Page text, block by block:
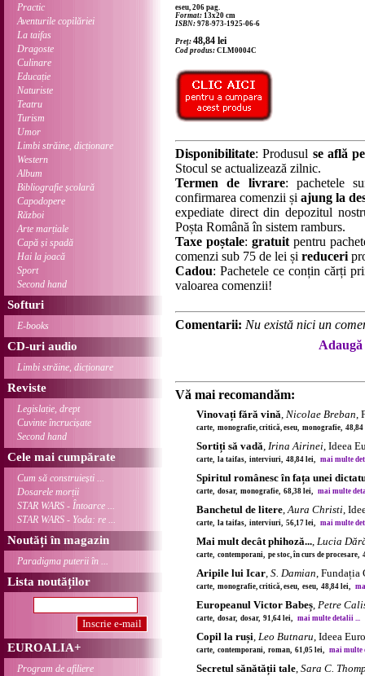
Practic
Aventurile copilăriei
La taifas
Dragoste
Culinare
Educație
Naturiste
Teatru
Turism
Umor
Limbi străine, dicționare
Western
Album
Bibliografie școlară
Capodopere
Război
Arte marțiale
Capă și spadă
Hai la joacă
Sport
Second hand
Softuri
E-books
CD-uri audio
Limbi străine, dicționare
Reviste
Legislație, drept
Cuvinte încrucișate
Second hand
Cele mai cumpărate
Cum să construiești ...
Dosarele morții
STAR WARS - Întoarce ...
STAR WARS - Yoda: re ...
Noutăți în magazin
Paradigma puterii în ...
Lista noutăților
EUROALIA+
Program de afiliere
eseu, 206 pag.
Format: 13x20 cm
ISBN: 978-973-1925-06-6
Preț: 48,84 lei
Cod produs: CLM0004C
Disponibilitate: Produsul se află
Stocul se actualizează zilnic.
Termen de livrare: pachetele
confirmarea comenzii șiajung la
expediate direct din depozitul
Poșta Română în sistem ramburs.
Taxe poștale: gratuitpentru
comenzi sub 75 de lei și reduceri
Cadou: Pachetele ce conțin cărți
valoarea comenzii!
Comentarii: Nu există nici un
Vă mai recomandăm:
Vinovați fără vină, Nicolae Breban,
carte, monografie, critică, eseu, monografie,
Sortiți să vadă, Irina Airinei, Ideea
carte, la taifas, interviuri, 48,84 lei, mai multe
Spiritul românesc în fața unei
carte, dosar, monografie, 68,38 lei, mai multe
Banchetul de litere,Aura Christi,
carte, la taifas, interviuri, 56,17 lei, mai multe
Mai mult decât phihoză..., Lucia
carte, contemporani, pe stoc, în curs de
Aripile lui Icar, S. Damian, Fundația
carte, monografie, critică, eseu, eseu, 48,84 lei,
Europeanul Victor Babeș, Petre
carte, dosar, dosar, 91,64 lei, mai multe detalii ...
Copil la ruși, Leo Butnaru, Ideea
carte, contemporani, roman, 61,05 lei, mai multe
Secretul sănătății tale, Sara C.